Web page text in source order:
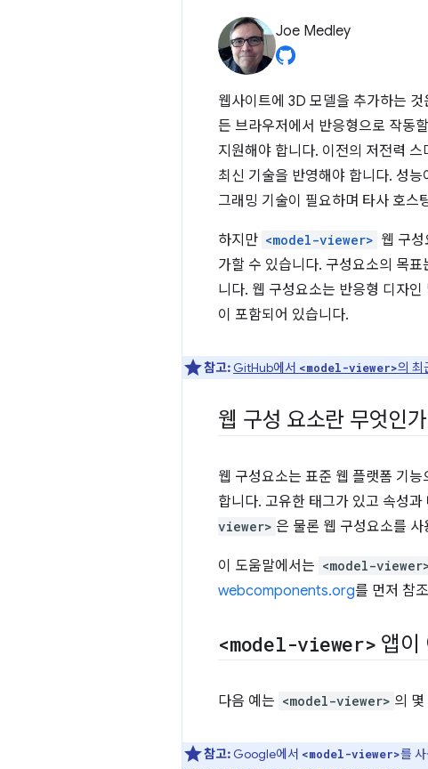
Joe Medley
웹사이트에 3D 모델을 추가하는
든 브라우저에서 반응형으로 작동
지원해야 합니다. 이전의 저전력
최신 기술을 반영해야 합니다. 성
그래밍 기술이 필요하며 타사 호스
하지만 <model-viewer> 웹 구
가할 수 있습니다. 구성요소의 목
니다. 웹 구성요소는 반응형 디자
이 포함되어 있습니다.
참고: GitHub에서 <model-viewer>의 최
웹 구성 요소란 무엇인
웹 구성요소는 표준 웹 플랫폼 기
합니다. 고유한 태그가 있고 속성
viewer> 은 물론 웹 구성요소를
이 도움말에서는 <model-
webcomponents.org를 먼저 참
<model-viewer> 앱이
다음 예는 <model-viewer> 의
참고: Google에서 <model-viewer>를